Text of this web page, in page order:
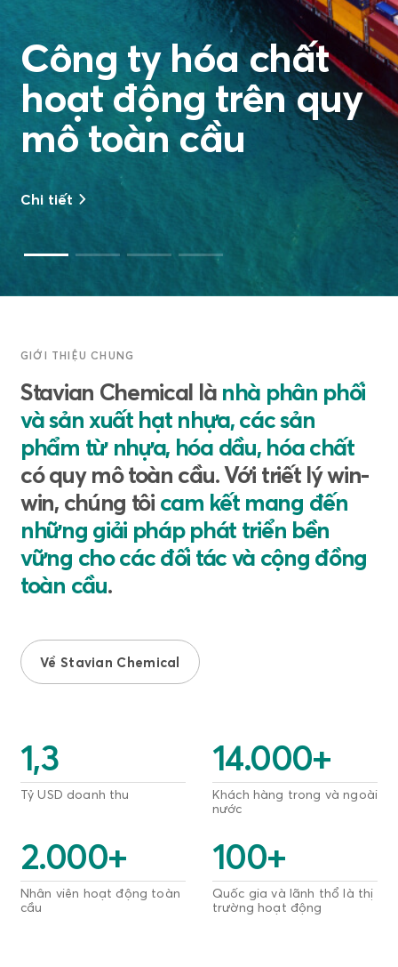
Kiến tạo giá trị toàn
diện với mô hình
One-stop shop
Chi tiết
GIỚI THIỆU CHUNG
Stavian Chemical lànhà phân phối
và sản xuất hạt nhựa, các sản
phẩm từ nhựa, hóa dầu, hóa chất
có quy mô toàn cầu. Với triết lý win-
win, chúng tôi cam kết mang đến
những giải pháp phát triển bền
vững cho các đối tác và cộng đồng
toàn cầu.
Về Stavian Chemical
1,3
Tỷ USD doanh thu
14.000+
Khách hàng trong và ngoài
nước
2.000+
Nhân viên hoạt động toàn
cầu
100+
Quốc gia và lãnh thổ là thị
trường hoạt động